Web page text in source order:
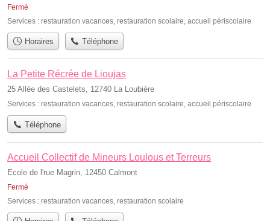
Fermé
Services : restauration vacances, restauration scolaire, accueil périscolaire
Horaires Téléphone
La Petite Récrée de Lioujas
25 Allée des Castelets, 12740 La Loubière
Services : restauration vacances, restauration scolaire, accueil périscolaire
Téléphone
Accueil Collectif de Mineurs Loulous et Terreurs
Ecole de l'rue Magrin, 12450 Calmont
Fermé
Services : restauration vacances restauration scolaire